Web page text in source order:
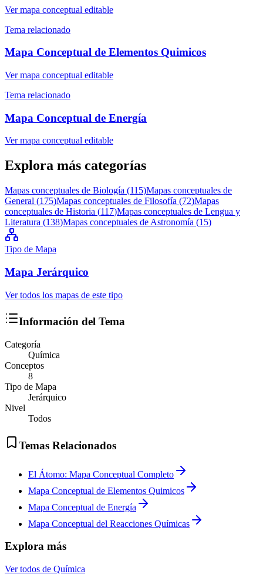
Ver mapa conceptual editable
Tema relacionado
Mapa Conceptual de Elementos Quimicos
Ver mapa conceptual editable
Tema relacionado
Mapa Conceptual de Energía
Ver mapa conceptual editable
Explora más categorías
Mapas conceptuales de Biología (115)Mapas conceptuales de
General (175)Mapas conceptuales de Filosofía (72)Mapas
conceptuales de Historia (117)Mapas conceptuales de Lengua y
Literatura (138)Mapas conceptuales de Astronomía (15)
Tipo de Mapa
Mapa Jerárquico
Ver todos los mapas de este tipo
Información del Tema
Categoría
Química
Conceptos
8
Tipo de Mapa
Jerárquico
Nivel
Todos
Temas Relacionados
El Átomo: Mapa Conceptual Completo
Mapa Conceptual de Elementos Quimicos
Mapa Conceptual de Energía
Mapa Conceptual del Reacciones Químicas
Explora más
Ver todos de Química